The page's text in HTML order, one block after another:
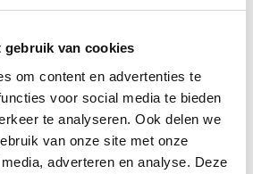
gebruik van cookies
om content en advertenties te
voor social media te bieden
te analyseren. Ook delen we
van onze site met onze
adverteren en analyse. Deze
harde schijf